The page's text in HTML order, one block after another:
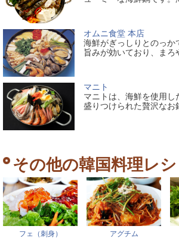
オムニ食堂 本店
海鮮がぎっしりとのっか
旨みが効いており、まろ
マニト
マニトは、海鮮を使用
盛りつけられた贅沢なお
その他の韓国料理レ
フェ（刺身） アグチム